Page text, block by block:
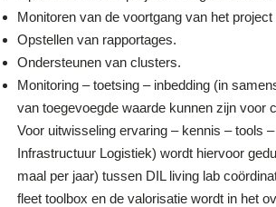
Monitoren van de voortgang van het
Opstellen van rapportages.
Ondersteunen van clusters.
Monitoring – toetsing – inbedding (in
van toegevoegde waarde kunnen zijn voor
Voor uitwisseling ervaring – kennis – tools
Infrastructuur Logistiek) wordt hiervoor
maal per jaar) tussen DIL living lab
fleet toolbox en de valorisatie wordt in het